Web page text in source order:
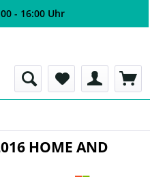
- 16:00 Uhr
HOME AND